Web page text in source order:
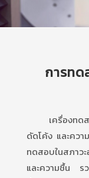
การทด
เครื่องท
ดัดโค้ง และควา
ทดสอบในสภา
และความชื้น ร